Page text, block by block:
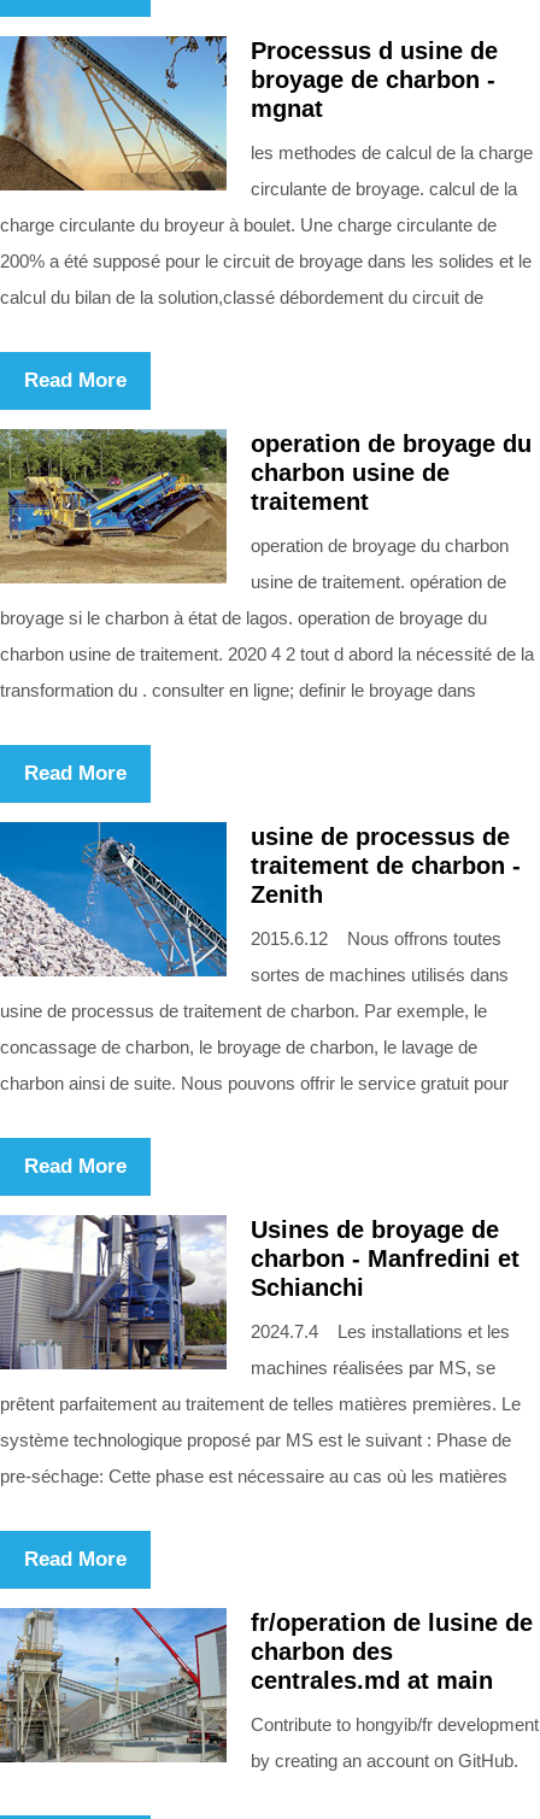
Processus d usine de
broyage de charbon -
mgnat
les methodes de calcul de la charge
circulante de broyage. calcul de la
charge circulante du broyeur à boulet. Une charge circulante de
200% a été supposé pour le circuit de broyage dans les solides et le
calcul du bilan de la solution,classé débordement du circuit de
Read More
operation de broyage du
charbon usine de
traitement
operation de broyage du charbon
usine de traitement. opération de
broyage si le charbon à état de lagos. operation de broyage du
charbon usine de traitement. 2020 4 2 tout d abord la nécessité de la
transformation du . consulter en ligne; definir le broyage dans
Read More
usine de processus de
traitement de charbon -
Zenith
2015.6.12 Nous offrons toutes
sortes de machines utilisés dans
usine de processus de traitement de charbon. Par exemple, le
concassage de charbon, le broyage de charbon, le lavage de
charbon ainsi de suite. Nous pouvons offrir le service gratuit pour
Read More
Usines de broyage de
charbon - Manfredini et
Schianchi
2024.7.4 Les installations et les
machines réalisées par MS, se
prêtent parfaitement au traitement de telles matières premières. Le
système technologique proposé par MS est le suivant : Phase de
pre-séchage: Cette phase est nécessaire au cas où les matières
Read More
fr/operation de lusine de
charbon des
centrales.md at main
Contribute to hongyib/fr development
by creating an account on GitHub.